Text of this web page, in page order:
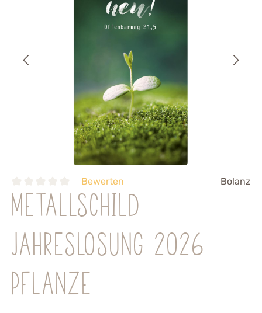
Bewerten Bolanz
Metallschild
Jahreslosung 2026
Pflanze